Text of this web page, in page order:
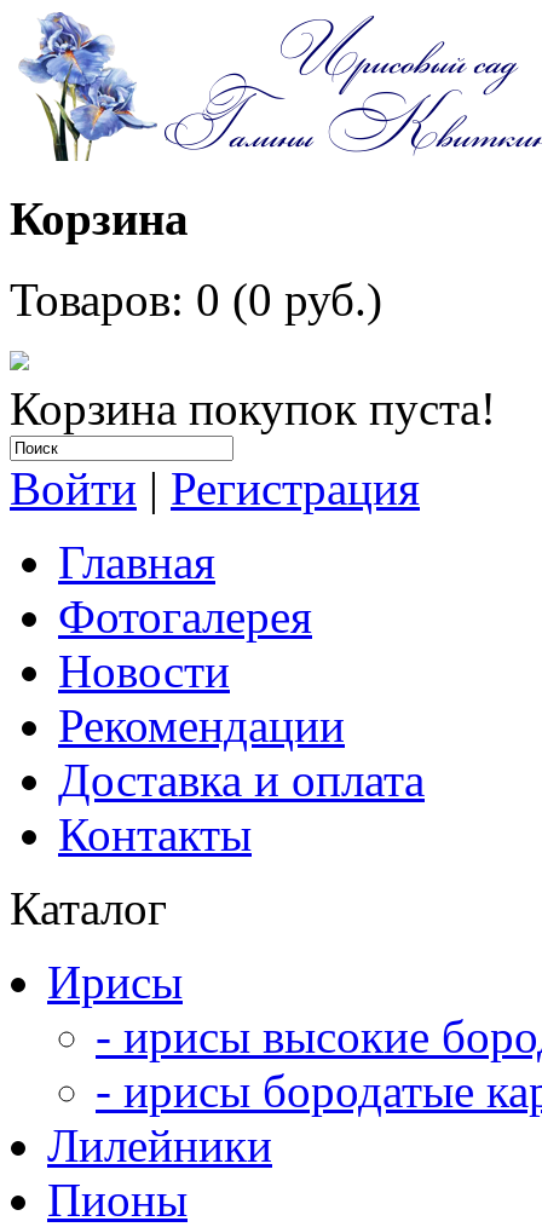
Корзина
Товаров: 0 (0 руб.)
Корзина покупок пуста!
Войти | Регистрация
Главная
Фотогалерея
Новости
Рекомендации
Доставка и оплата
Контакты
Каталог
Ирисы
- ирисы высокие
- ирисы бородатые
Лилейники
Пионы